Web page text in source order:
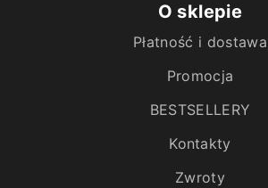
O sklepie
Płatność i dostawa
Promocja
BESTSELLERY
Kontakty
Zwroty